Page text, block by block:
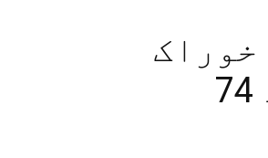
خوراک
کے متلاشی 51 افراد سمیت مزید 74